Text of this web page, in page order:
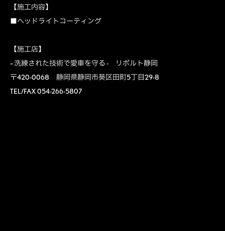
【施工内容】
■ヘッドライトコーティング
【施工店】
– 洗練された技術で愛車を守る - リボルト静岡
〒420-0068 静岡県静岡市葵区田町5丁目29-8
TEL/FAX 054-266-5807